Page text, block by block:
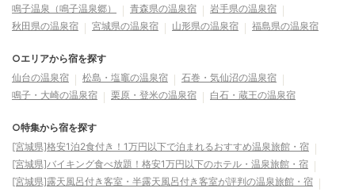
鳴子温泉（鳴子温泉郷）
青森県の温泉宿
岩手県の温泉宿
秋田県の温泉宿
宮城県の温泉宿 山形県の温泉宿 福島県の温泉宿
○エリアから宿を探す
仙台の温泉宿
松島・塩竈の温泉宿
石巻・気仙沼の温泉宿
鳴子・大崎の温泉宿
栗原・登米の温泉宿 白石・蔵王の温泉宿
○特集から宿を探す
[宮城県]格安1泊2食付き！1万円以下で泊まれるおすすめ温泉旅館・宿
[宮城県]バイキング食べ放題！格安1万円以下のホテル・温泉旅館・宿
[宮城県]露天風呂付き客室・半露天風呂付き客室が評判の温泉旅館・宿